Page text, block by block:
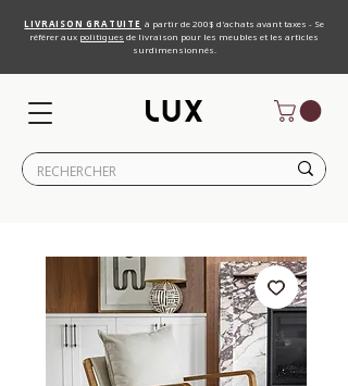
LIVRAISON GRATUITE à partir de 200$ d'achats avant taxes - Se
référer aux politiques de livraison pour les meubles et les articles
surdimensionnés.